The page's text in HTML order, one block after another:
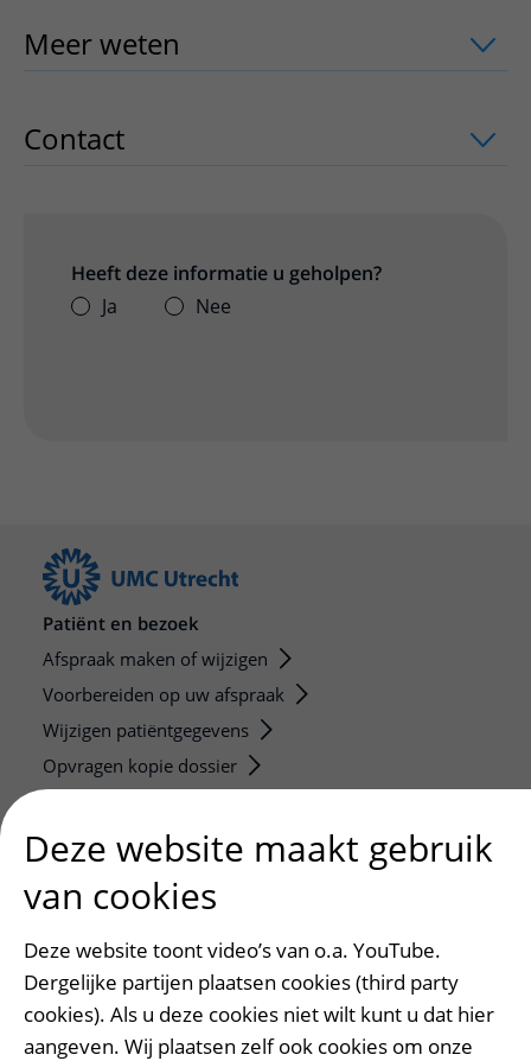
Meer weten uitklapper, klik om te
Contact uitklapper, klik om te openen
Heeft deze informatie u geholpen?
Ja
Nee
Patiënt en bezoek
Afspraak maken of wijzigen
Voorbereiden op uw afspraak
Wijzigen patiëntgegevens
Opvragen kopie dossier
Onderwijs en onderzoek
Onze opleidingen
Research
Strategic programs
Deze website maakt gebruik
van cookies
Deze website toont video’s van o.a. YouTube.
Dergelijke partijen plaatsen cookies (third party
cookies). Als u deze cookies niet wilt kunt u dat hier
aangeven. Wij plaatsen zelf ook cookies om onze